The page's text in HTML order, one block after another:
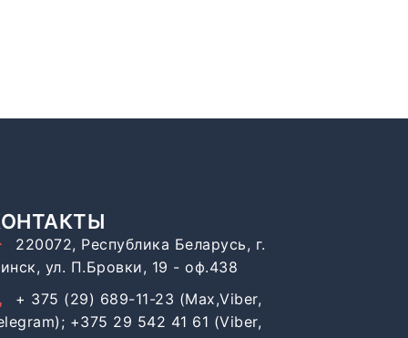
220072, Республика Беларусь, г.
ул. П.Бровки, 19 - оф.438
+ 375 (29) 689-11-23 (Max,Viber,
+375 29 542 41 61 (Viber,